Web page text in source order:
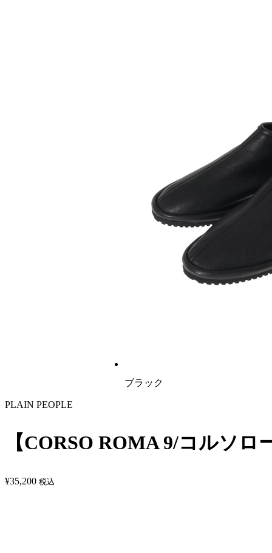
ブラック
PLAIN PEOPLE
【CORSO ROMA 9/コルソ
¥35,200 税込